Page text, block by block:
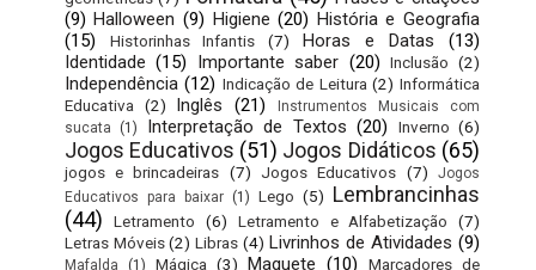
(9) Halloween (9) Higiene (20) História e Geografia
(15)
Historinhas Infantis (7) Horas e Datas
(13)
Identidade (15) Importante saber (20) Inclusão (2)
Independência (12) Indicação de Leitura (2) Informática
Educativa (2) Inglês (21)
Instrumentos Musicais com
sucata
(1) Interpretação de Textos (20) Inverno (6)
Jogos Educativos (51) Jogos Didáticos (65)
jogos e brincadeiras (7) Jogos Educativos (7)
Jogos
Educativos para baixar (1) Lego (5) Lembrancinhas
(44)
Letramento (6) Letramento e Alfabetização
(7)
Letras Móveis (2) Libras (4) Livrinhos de Atividades (9)
Mafalda (1) Mágica (3) Maquete (10)
Marcadores de